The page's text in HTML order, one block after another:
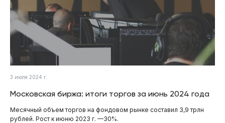
3 июля 2024 г.
Московская биржа: итоги торгов за июнь 2024 года
Месячный объем торгов на фондовом рынке составил 3,9 трлн
рублей. Рост к июню 2023 г. —30%.